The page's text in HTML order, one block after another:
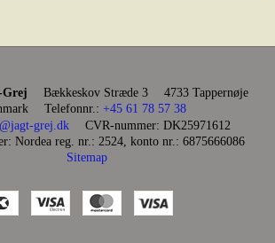
Grej Bækkeskov Stræde 3
4733 Tappernøje
Telefonnr.: +45 61 78 57 38
grej.dk CVR-nummer: DK25971612
: Nordea reg. nr.: 2524, konto nr.: 6875666086
Sitemap